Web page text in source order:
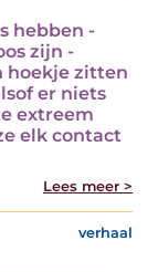
hebben -
zijn -
hoekje zitten
er niets
extreem
elk contact
Lees meer >
verhaal